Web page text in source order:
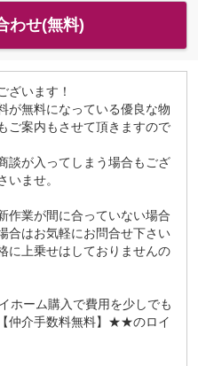
わせ(無料)
ざいます！
が無料になっている優良な物
ご案内もさせて頂きますので
談が入ってしまう場合もござ
いませ。
作業が間に合っていない場合
合はお気軽にお問合せ下さい
に上乗せはしておりませんの
ホーム購入で費用を少しでも
仲介手数料無料】★★のロイ